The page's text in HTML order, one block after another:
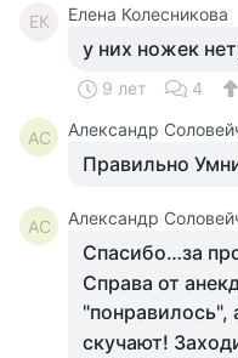
ЕК Елена Колесникова
у них ножек
9 лет 4
АС Александр
Правильно
АС Александр
Спасибо…за
Справа от
"понравилось",
скучают!